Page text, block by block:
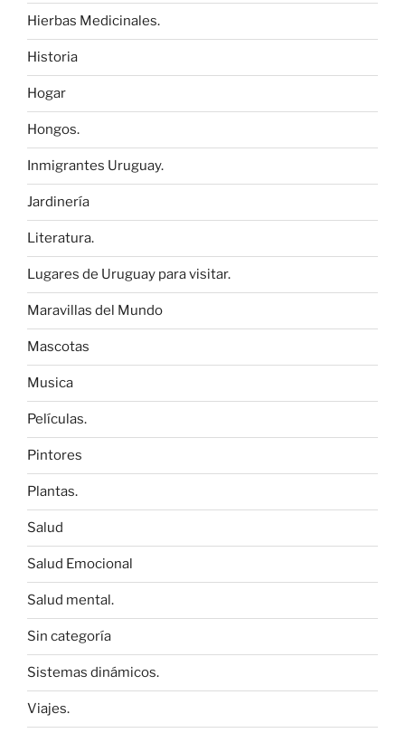
Hierbas Medicinales.
Historia
Hogar
Hongos.
Inmigrantes Uruguay.
Jardinería
Literatura.
Lugares de Uruguay para visitar.
Maravillas del Mundo
Mascotas
Musica
Películas.
Pintores
Plantas.
Salud
Salud Emocional
Salud mental.
Sin categoría
Sistemas dinámicos.
Viajes.